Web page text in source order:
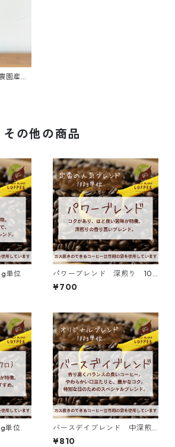
園産オ
その他の商品
単位
パワーブレンド 深煎り 100
g単位
¥700
単位
バースデイブレンド 中深煎
り 100g単位
¥810